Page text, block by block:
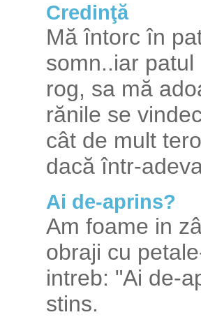
Credinţă
Mă întorc în
somn..iar
rog, sa mă
rănile se
cât de mult
dacă într-
Ai de-aprins?
Am foame in
obraji cu
intreb: "Ai de-
stins.